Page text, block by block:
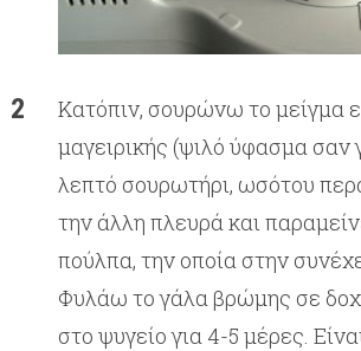
Κατόπιν, σουρώνω το μείγμα
μαγειρικής (ψιλό ύφασμα σαν
λεπτό σουρωτήρι, ωσότου
την άλλη πλευρά και
πούλπα, την οποία στην
Φυλάω το γάλα βρώμης σε
στο ψυγείο για 4-5 μέρες.